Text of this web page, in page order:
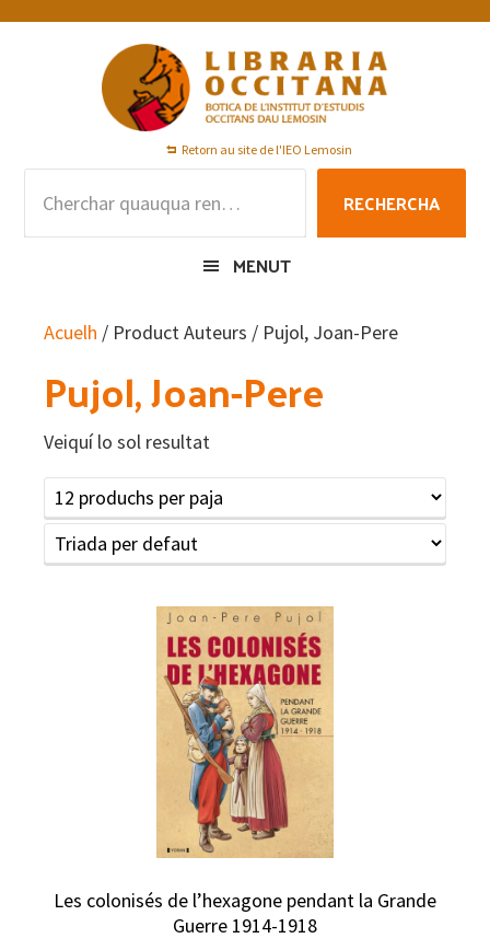
Skip
Skip
Skip
Retorn au site de l'IEO Lemosin
RECHERCHA
MENUT
Acuelh / Product Auteurs / Pujol, Joan-Pere
Pujol, Joan-Pere
Veiquí lo sol resultat
Les colonisés de l’hexagone pendant la Grande
Guerre 1914-1918